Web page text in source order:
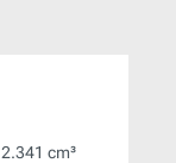
2.341 cm³